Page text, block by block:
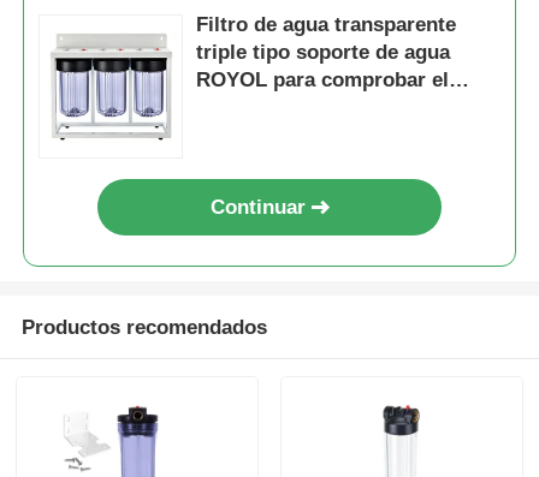
Filtro de agua transparente
triple tipo soporte de agua
ROYOL para comprobar el
Continuar
Productos recomendados